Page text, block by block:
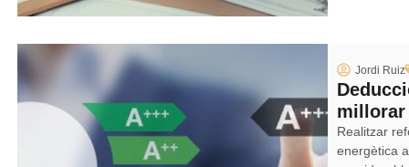
Jordi Ruiz
millorar
Realitzar
energètica